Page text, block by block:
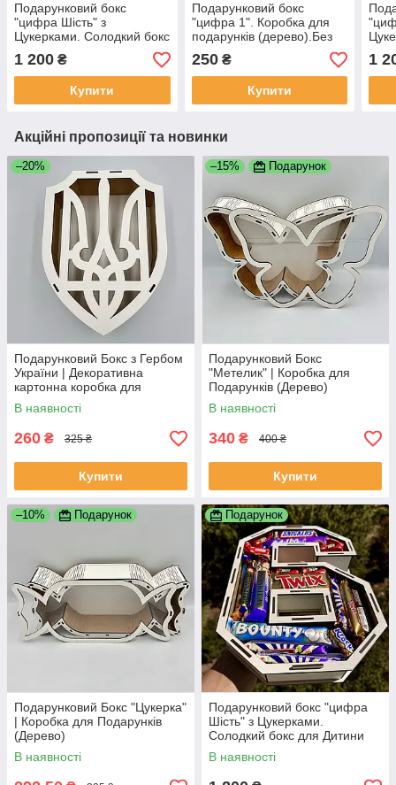
Подарунковий бокс
"цифра Шість" з
Цукерками. Солодкий бокс
для Дитини
1 200 ₴
Купити
Подарунковий бокс
"цифра 1". Коробка для
подарунків (дерево).Без
кришки
250₴
Купити
для
1
Акційні пропозиції та новинки
–20%
Подарунковий Бокс з Гербом
України | Декоративна
картонна коробка для
подарунків | Біла
В наявності
260 ₴ 325 ₴
Купити
–15% Подарунок
Подарунковий Бокс
"Метелик" | Коробка для
Подарунків (Дерево)
В наявності
340 ₴ 400 ₴
Купити
–10% Подарунок
Подарунковий Бокс "Цукерка"
| Коробка для Подарунків
(Дерево)
В наявності
Подарунок
Подарунковий бокс "цифра
Шість" з Цукерками.
Солодкий бокс для Дитини
В наявності